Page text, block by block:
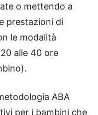
o mettendo a
prestazioni di
le modalità
alle 40 ore
ABA
per i bambini che